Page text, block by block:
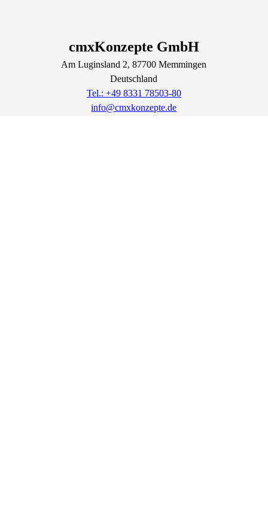
cmxKonzepte GmbH
Am Luginsland 2, 87700Memmingen
Deutschland
Tel.: +49 8331 78503-80
info@cmxkonzepte.de